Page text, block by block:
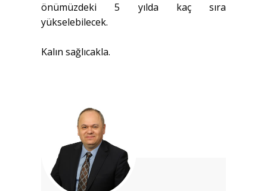
önümüzdeki 5 yılda kaç sıra
yükselebilecek.
Kalın sağlıcakla.